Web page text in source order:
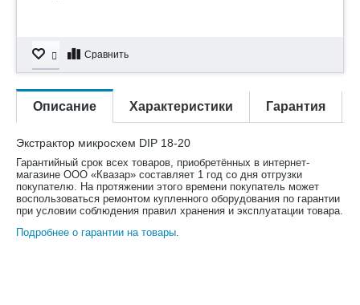
Сравнить
Описание Характеристики Гарантия
Экстрактор микросхем DIP 18-20
Гарантийный срок всех товаров, приобретённых в интернет-
магазине ООО «Квазар» составляет 1 год со дня отгрузки
покупателю. На протяжении этого времени покупатель может
воспользоваться ремонтом купленного оборудования по гарантии
при условии соблюдения правил хранения и эксплуатации товара.
Подробнее о гарантии на товары.